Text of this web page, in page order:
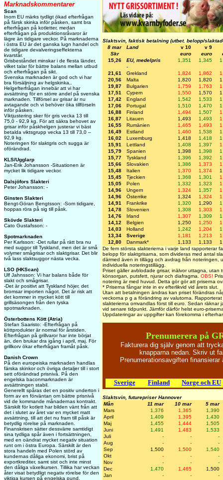
Marknadskommentarer
Scan
Inom EU märks tydligt ökad efterfrågan
på färsk skinka inför påsken, samt bra
efterfrågan på kotletter, medan
efterfrågan på produktionsråvaror är
lägre än tidigare veckor. På marknaderna
i östra EU är det ganska lugn handel och
de tidigare devalveringseffekterna
kvarstår.
Grisbeståndet minskar i de flesta länder,
vilket talar för bättre balans mellan utbud
och efterfrågan på sikt.
Svenska marknaden är god och vi har
bra försäljning av helgskinka,.
Helgefterfrågan innebär att vi har
avsättning för en större andel på svenska
marknaden. Tillförsel av grisar är nu
avtagande och vi behöver öka tillförseln
inför påsken.
Viktjustering sker för gris vecka 13 till
75,0 - 92,9 kg. För att säkra behovet av
grisar inför påskhelgen justerar vi bäst
betalda viktsgrupp vecka 13 till 73,0 –
92,9 kg.
Noteringen för slaktgris och sugga är
oförändrad.
KLS/Ugglarp
Jan-Erik Johansson -Situationen är
mycket lik tidigare veckor.
Dalsjöfors Slakteri
Peter Johansson: -
Ginsten Slakteri
Bengt-Göran Bengtsson: -Som tidigare,
hoppas röra på sig till påsk.
Skövde Slakteri
Cato Gustafsson: -
Spotmarknaden
Per Karlsson: -Det rullar på rätt bra nu
med suggor till Tyskland, men det är små
volymer smågrisar och slaktgrisar. Det blir
två lass slaktsuggor nästa vecka.
LSO (HKScan)
Ulf Jahnsson: Vi har balans både för
slakt och smågrisar.
-Det är positivt att Tyskland höjer, det
bromsar importen något. Det är risk att
det kommer in mycket kött till
grillsäsongen från den tyska
spotmarknaden.
Österbottens Kött (Atria)
Stefan Saaristo: -Efterfrågan på
köttprodukter är normal för årstiden.
Efterfrågan på grillvaror har inte börjat
än, den brukar dra igång i april, maj. För
grillkorv ökar efterfrågan framåt påsk.
Danish Crown
På den europeiska marknaden handlas
färska skinkor och övriga detaljer till i stort
sett oförändrad prisnivå. På den
engelska baconmarknaden är
avsättningen stabil.
Generellt spåras det en positiv underton i
form av en förväntan om bättre prisnivå
vid de kommande månadernas kontrakt.
Särskilt för kotlett har bilden vänt från att
det i slutet av året var en mycket matt
avsättning, till att det nu fram till påsk är
betydlig rörelse på marknaden.
Finanskrisen sätter dessvärre samtidigt
sina tydliga spår även i fortsättningen,
med en oändrat mycket negativ situation
runt om i östra Europa. Särskilt är den
stora handeln med Polen störd av
kundernas dåliga ekonomi, brist på
exportkrediter, samt sist och inte minst
den dåliga växelkursen. Tillika har veckan
åter visat betydligt negativ rörelse för den
viktiga kursen på engelska pund.
Slaktsvin, faktisk betalning (utbet. belopp/
8 mar
Land v 10
v 9
Skr
euro euro
15,26
EU, medelpris 1,351 1,345
-
21,61
Grekland 1,824 1,862
20,56
Malta 1,820 1,820
19,87
Bulgarien 1,759 1,763
17,51
Cypern 1,550 1,570
17,42
England 1,542 1,533
17,06
Portugal 1,510 1,470
16,88
Finland 1,494 1,507
16,87
Litauen 1,493 1,493
16,55
Rumänien 1,465 1,493
16,49
Estland 1,460 1,538
16,02
Luxemburg 1,418 1,418
15,91
Lettland 1,408 1,397
15,79
Spanien 1,398 1,398
15,77
Tyskland 1,396 1,392
15,66
Slovakien 1,386 1,373
15,48
Italien 1,370 1,374
15,45
Tjeckien 1,368 1,301
15,05
Polen 1,332 1,323
14,96
Ungern 1,324 1,357
14,96
Österrike 1,324 1,324
14,91
Frankrike 1,320 1,290
14,78
Slovenien 1,308 1,303
14,76
Irland 1,307 1,309
14,12
Belgien 1,250 1,250
14,03
Holland 1,242 1,204
13,34
Sverige 1,181 1,213
12,80
Danmark* 1,133 1,133
De fem största slakterierna i varje land rapporterar
belopp för slaktgrisarna, som divideras med antal
därmed även in tillägg och avdrag från noteringen,
individuella noteringstillägg.
Priset gäller avblodade grisar, inälvor uttagna, utan
könsorgan, putsfett, njurar och diafragma. OBS!
notering är med huvud. Detta gör gör att priserna
* Priserna fångar inte in ev efterlikvid vid årets slut.
Utan att betalningen ändras kan priset förändras
veckorna p g a förändring av valutorna. Rapporterat
slakterierna omvandlas först till euro. Sedan räknar
vid senare tidpunkt. Jämför därför helst euro-
Uppdateringar av uppgifter kan förekomma i
Prenumerera på
Fakturera dig själv genom att
knapparna nedan. Skriv ut
Prenumerationsavgiften finansierar
Sverige Finland Norge och EU
Slaktsvin, futurepriser Hannover
Mån
11 mar 10 mar
5 mar
Mars
1,376 1,365
1,390
April
1,409 1,395
1,430
Maj
1,455 1,444
1,505
Juni
1,491 1,483
1,533
Juli
- -
-
Aug
- -
-
Sep
1,500 1,500
1,540
Okt
- -
-
Nov
- -
-
Dec
1,470 1,465
1,500
Jan
- -
-